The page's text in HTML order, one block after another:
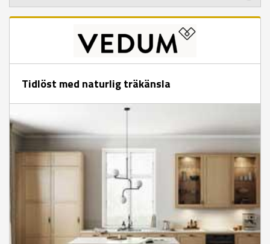
Tidlöst med naturlig träkänsla